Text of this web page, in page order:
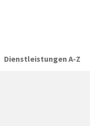
Dienstleistungen A-Z